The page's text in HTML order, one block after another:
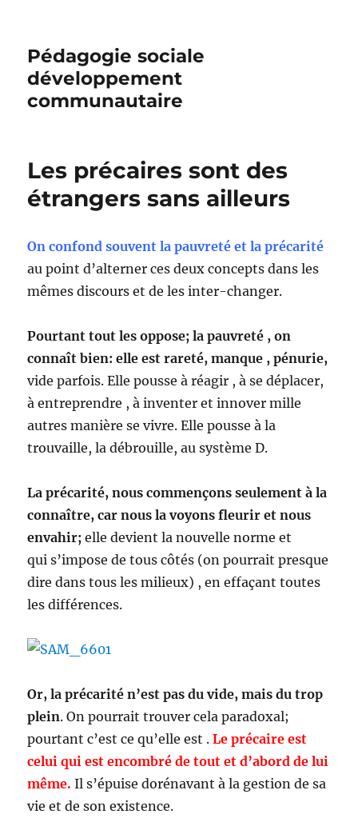
Pédagogie sociale
développement
communautaire
Les précaires sont des
étrangers sans ailleurs
On confond souvent la pauvreté et la précarité
au point d’alterner ces deux concepts dans les
mêmes discours et de les inter-changer.
Pourtant tout les oppose; la pauvreté , on
connaît bien: elle est rareté, manque , pénurie,
vide parfois. Elle pousse à réagir , à se déplacer,
à entreprendre , à inventer et innover mille
autres manière se vivre. Elle pousse à la
trouvaille, la débrouille, au système D.
La précarité, nous commençons seulement à la
connaître, car nous la voyons fleurir et nous
envahir; elle devient la nouvelle norme et
qui s’impose de tous côtés (on pourrait presque
dire dans tous les milieux) , en effaçant toutes
les différences.
Or, la précarité n’est pas du vide, mais du trop
plein. On pourrait trouver cela paradoxal;
pourtant c’est ce qu’elle est . Le précaire est
celui qui est encombré de tout et d’abord de lui
même. Il s’épuise dorénavant à la gestion de sa
vie et de son existence.